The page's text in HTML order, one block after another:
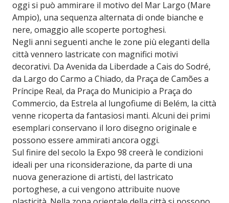
oggi si può ammirare il motivo del Mar Largo (Mare
Ampio), una sequenza alternata di onde bianche e
nere, omaggio alle scoperte portoghesi.
Negli anni seguenti anche le zone più eleganti della
città vennero lastricate con magnifici motivi
decorativi. Da Avenida da Liberdade a Cais do Sodré,
da Largo do Carmo a Chiado, da Praça de Camões a
Príncipe Real, da Praça do Municipio a Praça do
Commercio, da Estrela al lungofiume di Belém, la città
venne ricoperta da fantasiosi manti. Alcuni dei primi
esemplari conservano il loro disegno originale e
possono essere ammirati ancora oggi.
Sul finire del secolo la Expo 98 creerà le condizioni
ideali per una riconsiderazione, da parte di una
nuova generazione di artisti, del lastricato
portoghese, a cui vengono attribuite nuove